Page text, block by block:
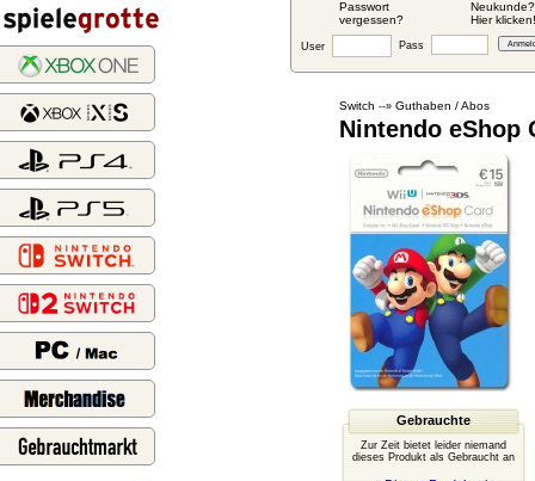
Passwort
vergessen?
Neukunde?
Hier klicken!
User Pass
Switch --» Guthaben / Abos
Nintendo eShop
Gebrauchte
Zur Zeit bietet leider niemand
dieses Produkt als Gebraucht an